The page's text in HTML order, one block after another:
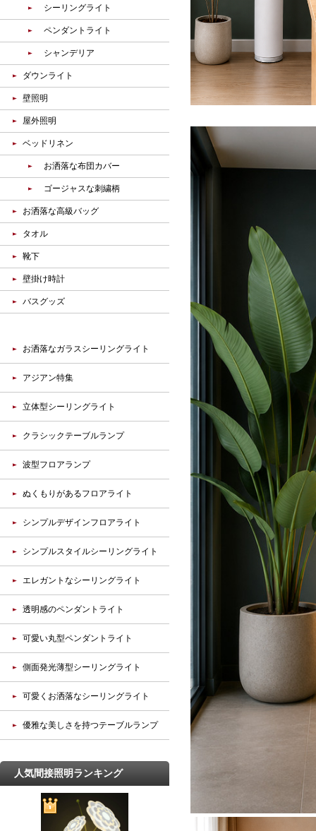
シーリングライト
ペンダントライト
シャンデリア
ダウンライト
壁照明
屋外照明
ベッドリネン
お洒落な布団カバー
ゴージャスな刺繍柄
お洒落な高級バッグ
タオル
靴下
壁掛け時計
バスグッズ
お洒落なガラスシーリングライト
アジアン特集
立体型シーリングライト
クラシックテーブルランプ
波型フロアランプ
ぬくもりがあるフロアライト
シンプルデザインフロアライト
シンプルスタイルシーリングライト
エレガントなシーリングライト
透明感のペンダントライト
可愛い丸型ペンダントライト
側面発光薄型シーリングライト
可愛くお洒落なシーリングライト
優雅な美しさを持つテーブルランプ
人気間接照明ランキング